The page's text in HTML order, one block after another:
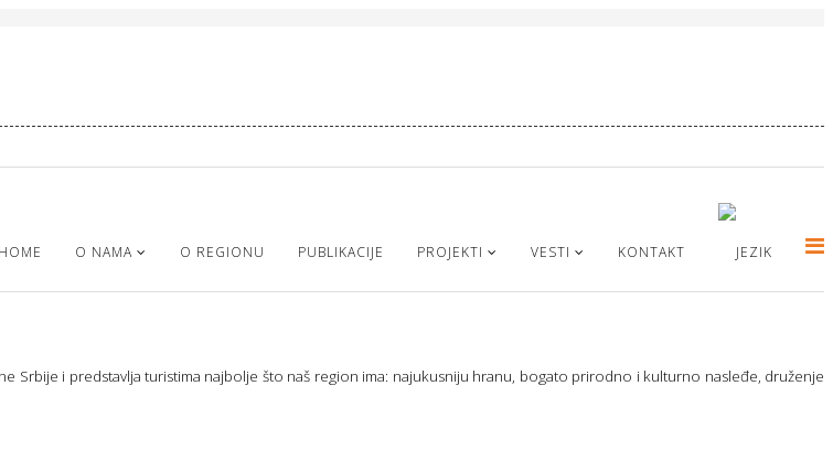
HOME O NAMA O REGIONU PUBLIKACIJE PROJEKTI VESTI KONTAKT
Srbije i predstavlja turistima najbolje što naš region ima: najukusniju hranu, bogato prirodno i kulturno nasleđe, druženje